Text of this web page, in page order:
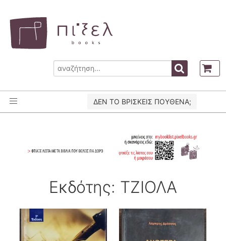
ΔΕΝ ΤΟ ΒΡΙΣΚΕΙΣ ΠΟΥΘΕΝΑ;
Εκδότης: ΤΖΙΟΛΑ